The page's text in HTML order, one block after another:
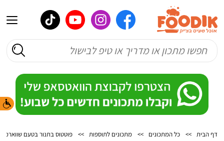
דף הבית >> כל המתכונים >> מתכונים לתוספות >> פוטטוס בתנור בטעם שווארמה